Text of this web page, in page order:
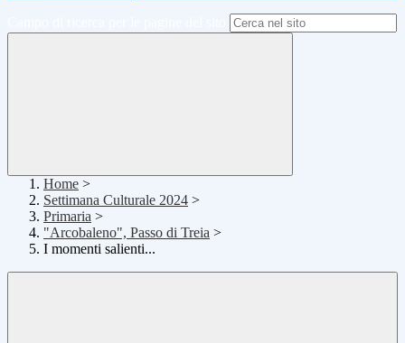
Home >
Settimana Culturale 2024 >
Primaria >
"Arcobaleno", Passo di Treia >
I momenti salienti...